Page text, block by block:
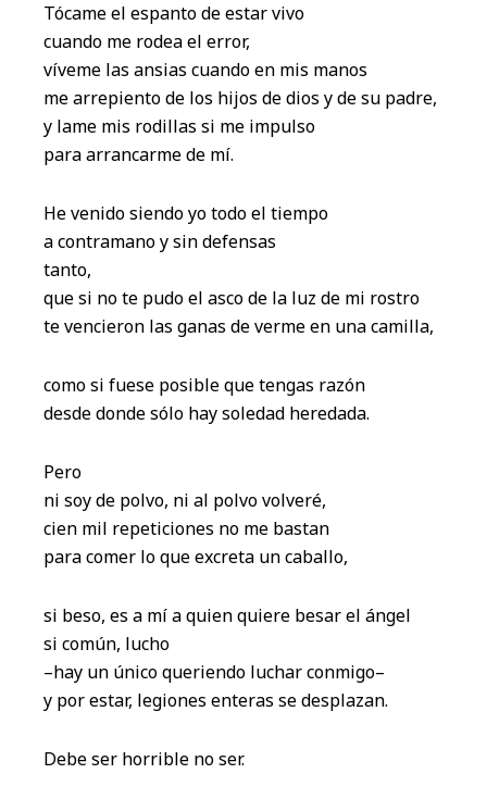
Tócame el espanto de estar vivo
cuando me rodea el error,
víveme las ansias cuando en mis manos
me arrepiento de los hijos de dios y de su padre,
y lame mis rodillas si me impulso
para arrancarme de mí.
He venido siendo yo todo el tiempo
a contramano y sin defensas
tanto,
que si no te pudo el asco de la luz de mi rostro
te vencieron las ganas de verme en una camilla,
como si fuese posible que tengas razón
desde donde sólo hay soledad heredada.
Pero
ni soy de polvo, ni al polvo volveré,
cien mil repeticiones no me bastan
para comer lo que excreta un caballo,
si beso, es a mí a quien quiere besar el ángel
si común, lucho
–hay un único queriendo luchar conmigo–
y por estar, legiones enteras se desplazan.
Debe ser horrible no ser.